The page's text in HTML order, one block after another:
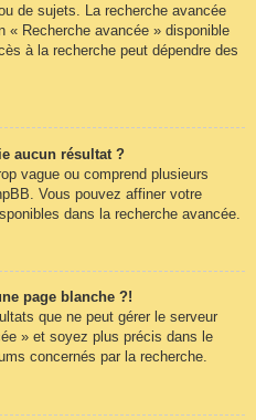
de sujets. La recherche avancée
Recherche avancée » disponible
à la recherche peut dépendre des
aucun résultat ?
vague ou comprend plusieurs
Vous pouvez affiner votre
dans la recherche avancée.
page blanche ?!
que ne peut gérer le serveur
» et soyez plus précis dans le
concernés par la recherche.